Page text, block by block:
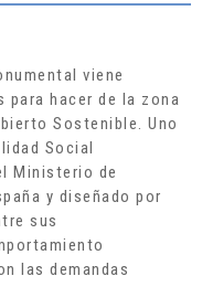
viene
hacer de la zona
Sostenible. Uno
Social
Ministerio de
y diseñado por
sus
las demandas